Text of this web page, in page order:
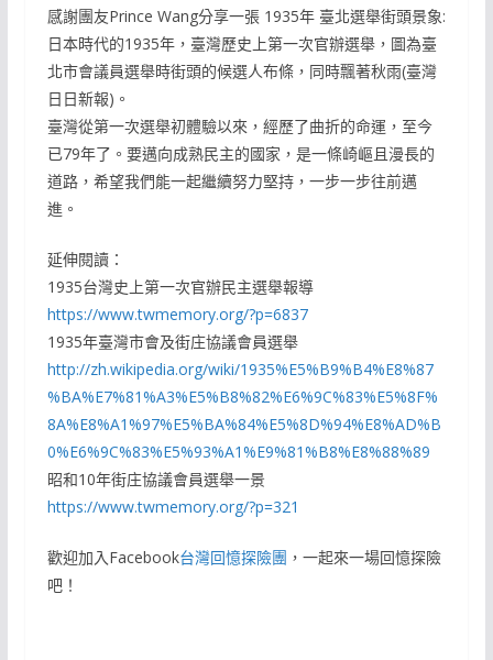
感謝團友Prince Wang分享一張 1935年 臺北選舉街頭景象:
日本時代的1935年，臺灣歷史上第一次官辦選舉，圖為臺
北市會議員選舉時街頭的候選人布條，同時飄著秋雨(臺灣
日日新報)。
臺灣從第一次選舉初體驗以來，經歷了曲折的命運，至今
已79年了。要邁向成熟民主的國家，是一條崎嶇且漫長的
道路，希望我們能一起繼續努力堅持，一步一步往前邁
進。
延伸閱讀：
1935台灣史上第一次官辦民主選舉報導
https://www.twmemory.org/?p=6837
1935年臺灣市會及街庄協議會員選舉
http://zh.wikipedia.org/wiki/1935%E5%B9%B4%E8%87
%BA%E7%81%A3%E5%B8%82%E6%9C%83%E5%8F%
8A%E8%A1%97%E5%BA%84%E5%8D%94%E8%AD%B
0%E6%9C%83%E5%93%A1%E9%81%B8%E8%88%89
昭和10年街庄協議會員選舉一景
https://www.twmemory.org/?p=321
歡迎加入Facebook台灣回憶探險團 ，一起來一場回憶探險
吧！